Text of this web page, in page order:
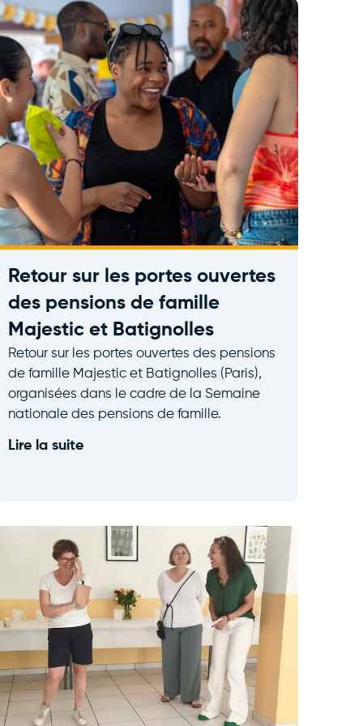
Retour sur les portes ouvertes
des pensions de famille
Majestic et Batignolles
Retour sur les portes ouvertes des pensions
de famille Majestic et Batignolles (Paris),
organisées dans le cadre de la Semaine
nationale des pensions de famille.
Lire la suite